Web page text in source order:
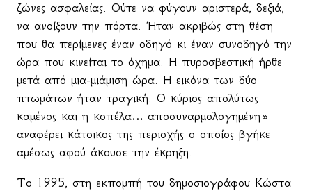
ζώνες ασφαλείας. Ούτε να φύγουν αριστερά, δεξιά,
να ανοίξουν την πόρτα. Ήταν ακριβώς στη θέση
που θα περίμενες έναν οδηγό κι έναν συνοδηγό την
ώρα που κινείται το όχημα. Η πυροσβεστική ήρθε
μετά από μια-μιάμιση ώρα. Η εικόνα των δύο
πτωμάτων ήταν τραγική. Ο κύριος απολύτως
καμένος και η κοπέλα… αποσυναρμολογημένη»
αναφέρει κάτοικος της περιοχής ο οποίος βγήκε
αμέσως αφού άκουσε την έκρηξη.
Το 1995, στη εκπομπή του δημοσιογράφου Κώστα